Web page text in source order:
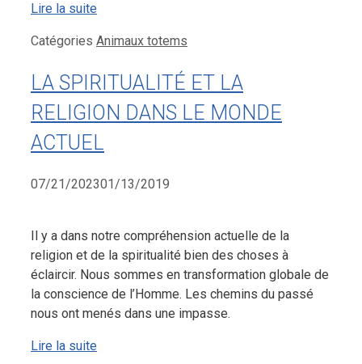
Lire la suite
Catégories Animaux totems
LA SPIRITUALITÉ ET LA
RELIGION DANS LE MONDE
ACTUEL
07/21/202301/13/2019
Il y a dans notre compréhension actuelle de la
religion et de la spiritualité bien des choses à
éclaircir. Nous sommes en transformation globale de
la conscience de l’Homme. Les chemins du passé
nous ont menés dans une impasse.
Lire la suite